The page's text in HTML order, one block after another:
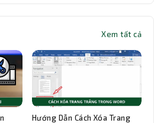
Xem tất cả
Hướng Dẫn Cách Xóa Trang
Thành Nhân TNC
Trợ lý AI • Phản hồi tức thì